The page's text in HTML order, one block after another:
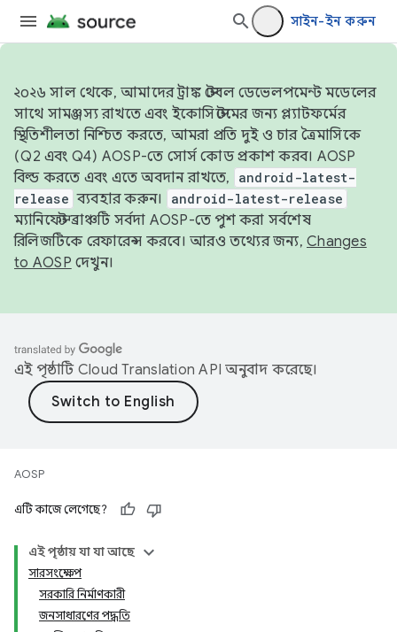
সাইন-ইন করুন
২০২৬ সাল থেকে, আমাদের ট্রাঙ্ক স্টেবল ডেভেলপমেন্ট মডেলের
সাথে সামঞ্জস্য রাখতে এবং ইকোসিস্টেমের জন্য প্ল্যাটফর্মের
স্থিতিশীলতা নিশ্চিত করতে, আমরা প্রতি দুই ও চার ত্রৈমাসিকে
(Q2 এবং Q4) AOSP-তে সোর্স কোড প্রকাশ করব। AOSP
বিল্ড করতে এবং এতে অবদান রাখতে,
android-latest-
release ব্যবহার করুন। android-latest-release
ম্যানিফেস্ট ব্রাঞ্চটি সর্বদা AOSP-তে পুশ করা সর্বশেষ
রিলিজটিকে রেফারেন্স করবে। আরও তথ্যের জন্য, Changes
to AOSP দেখুন।
এই পৃষ্ঠাটি Cloud Translation API অনুবাদ করেছে।
AOSP
এটি কাজে লেগেছে?
এই পৃষ্ঠায় যা যা আছে
সারসংক্ষেপ
সরকারি নির্মাণকারী
জনসাধারণের পদ্ধতি